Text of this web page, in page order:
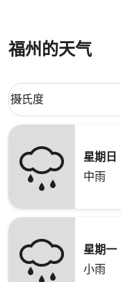
福州的天气
Weather unit option
摄氏度
keyboard_arrow_down
星期日
中雨
星期一
小雨